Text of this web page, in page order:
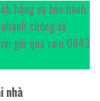
hãng và bảo hành
chóng và
gủi qua zalo 0943
nhà